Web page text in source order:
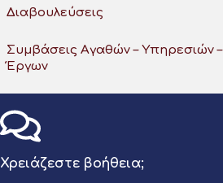
Διαβουλεύσεις
Συμβάσεις Αγαθών – Υπηρεσιών –
Έργων
Χρειάζεστε βοήθεια;